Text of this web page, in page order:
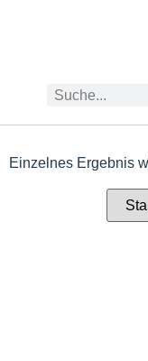
Einzelnes Ergebnis